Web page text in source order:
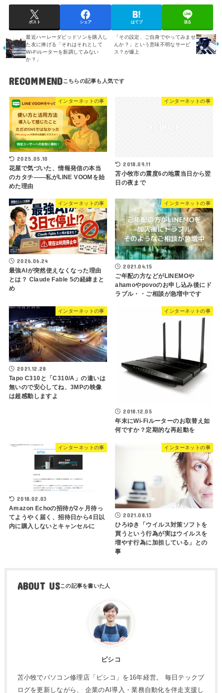
ポスト シェア はてブ 送る
「その設定、ご自身でやってみませ
んか？」という意味不明なサービ
ス？が爆上
最近ハーレーダビッドソンを購入し
た友に捧げる「それはそれとして
Wi-Fiルーターを新調してみない
か？」
RECOMMEND
インターネットの事
2025.05.10
花屋で気づいた、情報発信の本当
のカタチ――私がLINE VOOMを始
めた理由
インターネットの事
2018.09.11
苫小牧市の震度6の地震当日から翌
日の夜まで
インターネットの事
2026.06.24
最強AIが突然使えなくなった理由
とは？ Claude Fable 5の経緯まと
め
インターネットの事
2021.04.15
ご年配の方などがLINEMOや
ahamoやpovoのお申し込み後にド
ラブル・・ご相談が急増中です
インターネットの事
2021.12.28
Tapo C310と「C310/A」の違いは
無いので安心してね、3MPの映像
は超感動しますよ
インターネットの事
2018.12.05
年末にWi-Fiルーターのお取替え如
何ですか？定期的な再起動を
インターネットの事
2018.02.03
Amazon Echoの招待が2ヶ月待っ
てようやく届く、招待日から4日以
内に購入しないとキャンセルに
インターネットの事
2021.08.13
ひろゆき「ウイルス対策ソフトを
買うという行為が実はウイルスを
増やす行為に加担している」との
事
ABOUT US
ピシコ
苫小牧でパソコン修理店「ピシコ」を16年経営。 毎日テックブ
ログを更新しながら、 企業のAI導入・業務自動化を伴走支援し